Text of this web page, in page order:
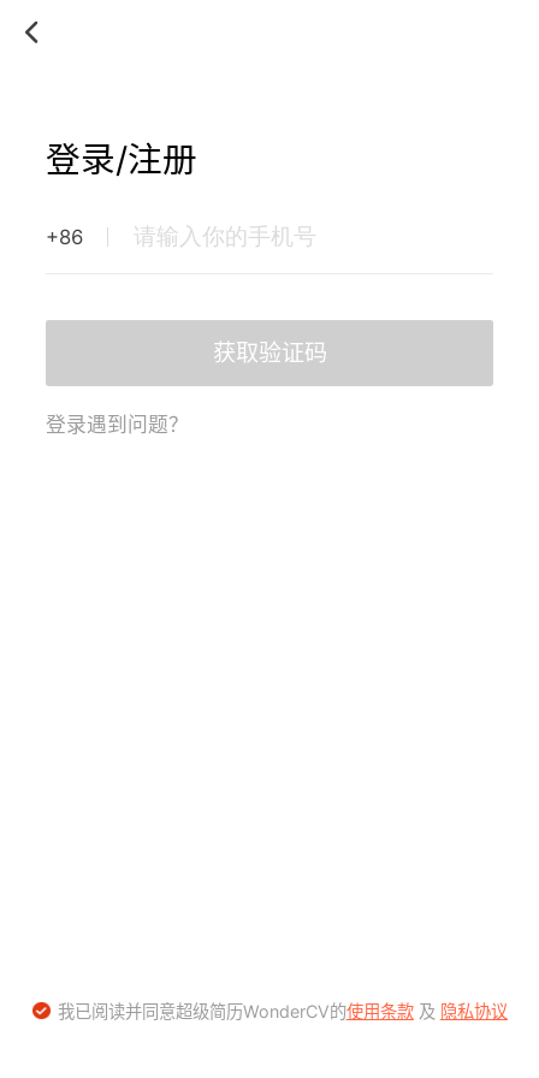
登录/注册
+86
获取验证码
登录遇到问题？
我已阅读并同意超级简历WonderCV的使用条款及 隐私协议